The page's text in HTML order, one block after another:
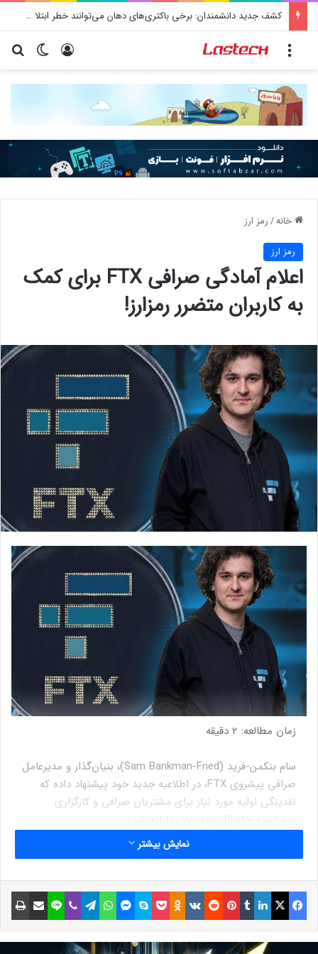
کشف جدید دانشمندان: برخی باکتری‌های دهان می‌توانند خطر ابتلا به آلزایمر را افزایش دهند
تغییر ورود
خانه/رمز ارز
رمز ارز
اعلام آمادگی صرافی FTX برای کمک
به کاربران متضرر رمزارز!
زمان مطالعه: 2 دقیقه
سام بنکمن-فرید (Sam Bankman-Fried)، بنیان‌گذار و مدیرعامل
صرافی پیشروی FTX، در اطلاعیه جدید خود پیشنهاد داده که
نقدینگی اولیه مورد نیاز برای مشتریان صرافی و کارگزاری
چندی پیش در ۲۸ ژوئن، وی گفته بود که برخی از شرکت‌های ارز
دیجیتال ورشکسته شده‌اند، ولی اعلام نمی‌کنند. او همچنین
سخنان مدیرعامل صرافی FTX به حقیقت پیوست؛ زیرا
شرکت‌های بیشتری به مشکلات مالی مبتلا شدند. شرکت
Voyager Digital برای جلوگیری از ورشکستگی اقدام کرد.
نمایش بیشتر
فیسبوک ایکس لینکداین تامبلر پینتریست Reddit
VKontakte
Odnoklassniki پاکت اسکایپ مسنجر واتس آپ تلگرام وایبر لاین اشتراک گذاری با ایمیل